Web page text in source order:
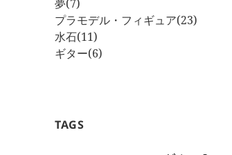
夢(7)
プラモデル・フィギュア(23)
水石(11)
ギター(6)
TAGS